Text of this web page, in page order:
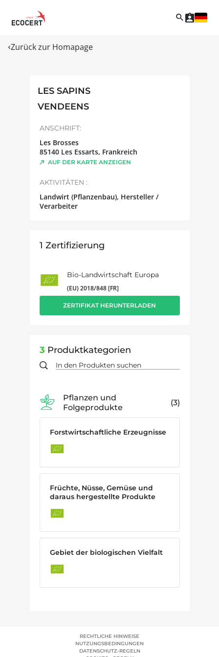
Zurück zur Homapage
LES SAPINS
VENDEENS
ANSCHRIFT:
Les Brosses
85140 Les Essarts, Frankreich
AUF DER KARTE ANZEIGEN
AKTIVITÄTEN :
Landwirt (Pflanzenbau), Hersteller /
Verarbeiter
1 Zertifizierung
Bio-Landwirtschaft Europa
(EU) 2018/848 [FR]
ZERTIFIKAT HERUNTERLADEN
3 Produktkategorien
Pflanzen und
Folgeprodukte
3
Forstwirtschaftliche Erzeugnisse
Früchte, Nüsse, Gemüse und
daraus hergestellte Produkte
Gebiet der biologischen Vielfalt
RECHTLICHE HINWEISE
NUTZUNGSBEDINGUNGEN
DATENSCHUTZ-REGELN